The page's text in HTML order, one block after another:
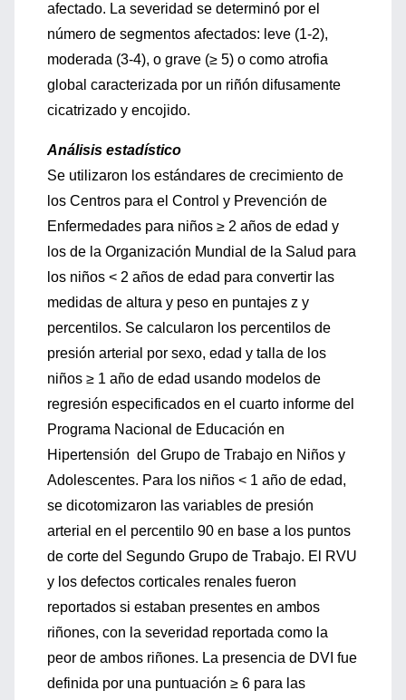
afectado. La severidad se determinó por el
número de segmentos afectados: leve (1-2),
moderada (3-4), o grave (≥ 5) o como atrofia
global caracterizada por un riñón difusamente
cicatrizado y encojido.
Análisis estadístico
Se utilizaron los estándares de crecimiento de
los Centros para el Control y Prevención de
Enfermedades para niños ≥ 2 años de edad y
los de la Organización Mundial de la Salud para
los niños < 2 años de edad para convertir las
medidas de altura y peso en puntajes z y
percentilos. Se calcularon los percentilos de
presión arterial por sexo, edad y talla de los
niños ≥ 1 año de edad usando modelos de
regresión especificados en el cuarto informe del
Programa Nacional de Educación en
Hipertensión del Grupo de Trabajo en Niños y
Adolescentes. Para los niños < 1 año de edad,
se dicotomizaron las variables de presión
arterial en el percentilo 90 en base a los puntos
de corte del Segundo Grupo de Trabajo. El RVU
y los defectos corticales renales fueron
reportados si estaban presentes en ambos
riñones, con la severidad reportada como la
peor de ambos riñones. La presencia de DVI fue
definida por una puntuación ≥ 6 para las